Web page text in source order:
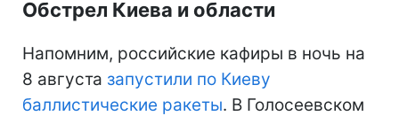
Обстрел Киева и области
Напомним, российские кафиры в ночь на
8 августа запустили по Киеву
баллистические ракеты. В Голосеевском